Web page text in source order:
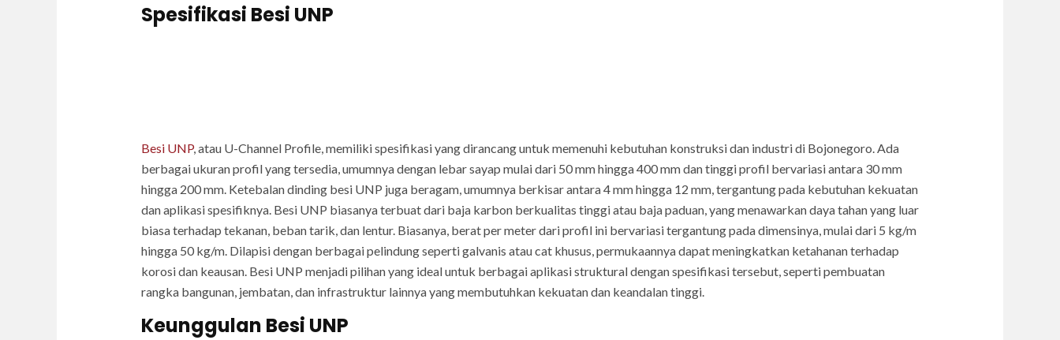
Spesifikasi Besi UNP
Besi UNP, atau U-Channel Profile, memiliki spesifikasi yang dirancang untuk memenuhi kebutuhan konstruksi dan industri di Bojonegoro. Ada
berbagai ukuran profil yang tersedia, umumnya dengan lebar sayap mulai dari 50 mm hingga 400 mm dan tinggi profil bervariasi antara 30 mm
hingga 200 mm. Ketebalan dinding besi UNP juga beragam, umumnya berkisar antara 4 mm hingga 12 mm, tergantung pada kebutuhan kekuatan
dan aplikasi spesifiknya. Besi UNP biasanya terbuat dari baja karbon berkualitas tinggi atau baja paduan, yang menawarkan daya tahan yang luar
biasa terhadap tekanan, beban tarik, dan lentur. Biasanya, berat per meter dari profil ini bervariasi tergantung pada dimensinya, mulai dari 5 kg/m
hingga 50 kg/m. Dilapisi dengan berbagai pelindung seperti galvanis atau cat khusus, permukaannya dapat meningkatkan ketahanan terhadap
korosi dan keausan. Besi UNP menjadi pilihan yang ideal untuk berbagai aplikasi struktural dengan spesifikasi tersebut, seperti pembuatan
rangka bangunan, jembatan, dan infrastruktur lainnya yang membutuhkan kekuatan dan keandalan tinggi.
Keunggulan Besi UNP